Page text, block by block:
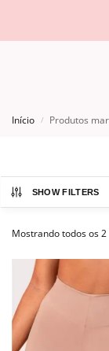
Início / Produtos
SHOW FILTERS
Mostrando todos os